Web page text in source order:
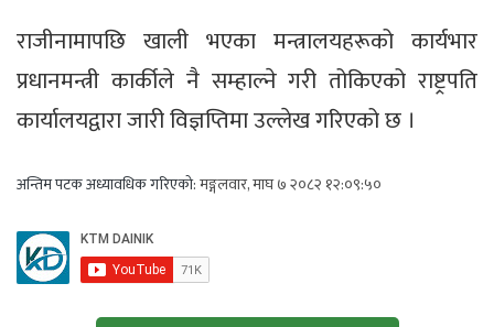
राजीनामापछि खाली भएका मन्त्रालयहरूको कार्यभार
प्रधानमन्त्री कार्कीले नै सम्हाल्ने गरी तोकिएको राष्ट्रपति
कार्यालयद्वारा जारी विज्ञप्तिमा उल्लेख गरिएको छ ।
अन्तिम पटक अध्यावधिक गरिएको:मङ्गलवार, माघ ७ २०८२ १२:०९:५०